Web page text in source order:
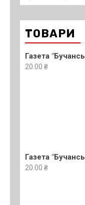
ТОВАРИ
Газета
20.00 ₴
Газета
20.00 ₴